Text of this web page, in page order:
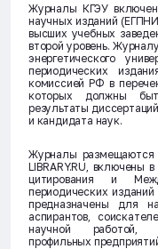
Журналы КГЭУ
научных изданий
высших учебных
второй уровень.
энергетического
периодических
комиссией РФ в
которых должны
результаты
и кандидата наук.
Журналы размещаются
LIBRARY.RU, включены
цитирования и
периодических
предназначены для
аспирантов,
научной работой,
профильных